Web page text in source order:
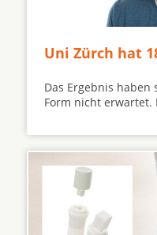
Uni Zürch hat
Das Ergebnis
Form nicht erwartet.